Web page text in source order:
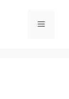
Меню